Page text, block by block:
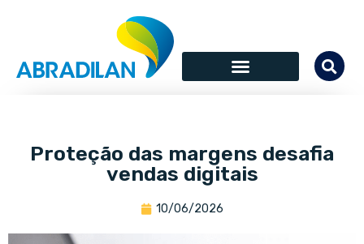
Proteção das margens desafia
vendas digitais
10/06/2026